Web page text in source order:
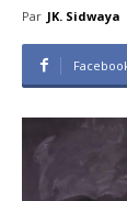
Par JK. Sidwaya